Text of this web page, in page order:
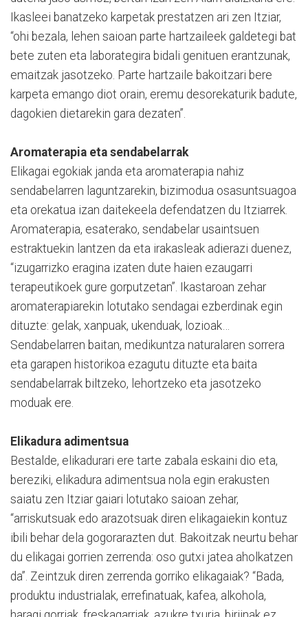
Ikasleei banatzeko karpetak prestatzen ari zen Itziar,
“ohi bezala, lehen saioan parte hartzaileek galdetegi bat
bete zuten eta laborategira bidali genituen erantzunak,
emaitzak jasotzeko. Parte hartzaile bakoitzari bere
karpeta emango diot orain, eremu desorekaturik badute,
dagokien dietarekin gara dezaten”.
Aromaterapia eta sendabelarrak
Elikagai egokiak janda eta aromaterapia nahiz
sendabelarren laguntzarekin, bizimodua osasuntsuagoa
eta orekatua izan daitekeela defendatzen du Itziarrek.
Aromaterapia, esaterako, sendabelar usaintsuen
estraktuekin lantzen da eta irakasleak adierazi duenez,
“izugarrizko eragina izaten dute haien ezaugarri
terapeutikoek gure gorputzetan”. Ikastaroan zehar
aromaterapiarekin lotutako sendagai ezberdinak egin
dituzte: gelak, xanpuak, ukenduak, lozioak…
Sendabelarren baitan, medikuntza naturalaren sorrera
eta garapen historikoa ezagutu dituzte eta baita
sendabelarrak biltzeko, lehortzeko eta jasotzeko
moduak ere.
Elikadura adimentsua
Bestalde, elikadurari ere tarte zabala eskaini dio eta,
bereziki, elikadura adimentsua nola egin erakusten
saiatu zen Itziar gaiari lotutako saioan zehar,
“arriskutsuak edo arazotsuak diren elikagaiekin kontuz
ibili behar dela gogorarazten dut. Bakoitzak neurtu behar
du elikagai gorrien zerrenda: oso gutxi jatea aholkatzen
da”. Zeintzuk diren zerrenda gorriko elikagaiak? “Bada,
produktu industrialak, errefinatuak, kafea, alkohola,